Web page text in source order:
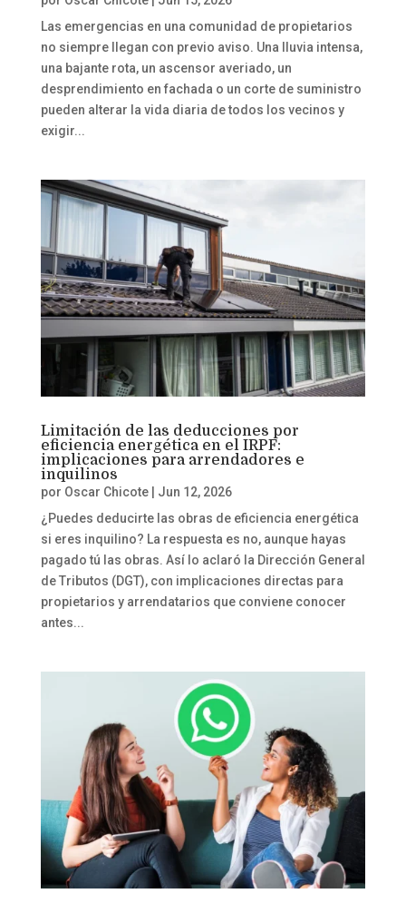
Las emergencias en una comunidad de propietarios
no siempre llegan con previo aviso. Una lluvia intensa,
una bajante rota, un ascensor averiado, un
desprendimiento en fachada o un corte de suministro
pueden alterar la vida diaria de todos los vecinos y
exigir...
Limitación de las deducciones por
eficiencia energética en el IRPF:
implicaciones para arrendadores e
inquilinos
por Oscar Chicote| Jun 12, 2026
¿Puedes deducirte las obras de eficiencia energética
si eres inquilino? La respuesta es no, aunque hayas
pagado tú las obras. Así lo aclaró la Dirección General
de Tributos (DGT), con implicaciones directas para
propietarios y arrendatarios que conviene conocer
antes...